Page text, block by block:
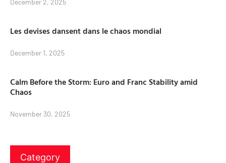
Les devises dansent dans le chaos mondial
December 1, 2025
Calm Before the Storm: Euro and Franc Stability amid
Chaos
November 30, 2025
Category